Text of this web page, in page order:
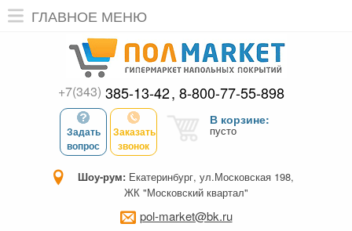
ГЛАВНОЕ МЕНЮ
+7(343) 385-13-42 8-800-77-55-898
Задать
вопрос
Заказать
звонок
В корзине:
пусто
Шоу-рум: Екатеринбург, ул.Московская 198,
ЖК "Московский квартал"
pol-market@bk.ru